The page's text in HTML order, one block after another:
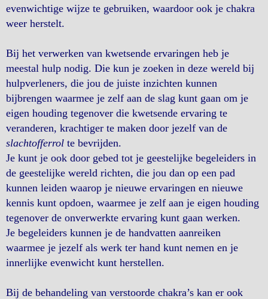
evenwichtige wijze te gebruiken, waardoor ook je chakra
weer herstelt.
Bij het verwerken van kwetsende ervaringen heb je
meestal hulp nodig. Die kun je zoeken in deze wereld bij
hulpverleners, die jou de juiste inzichten kunnen
bijbrengen waarmee je zelf aan de slag kunt gaan om je
eigen houding tegenover die kwetsende ervaring te
veranderen, krachtiger te maken door jezelf van de
slachtofferrol te bevrijden.
Je kunt je ook door gebed tot je geestelijke begeleiders in
de geestelijke wereld richten, die jou dan op een pad
kunnen leiden waarop je nieuwe ervaringen en nieuwe
kennis kunt opdoen, waarmee je zelf aan je eigen houding
tegenover de onverwerkte ervaring kunt gaan werken.
Je begeleiders kunnen je de handvatten aanreiken
waarmee je jezelf als werk ter hand kunt nemen en je
innerlijke evenwicht kunt herstellen.
Bij de behandeling van verstoorde chakra’s kan er ook